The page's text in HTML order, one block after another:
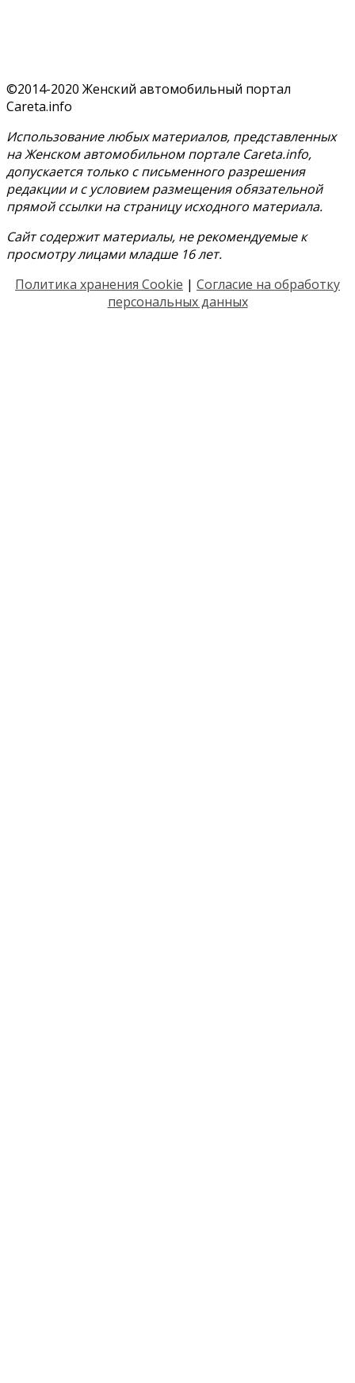
©2014-2020 Женский автомобильный портал
Careta.info
Использование любых материалов, представленных
на Женском автомобильном портале Careta.info,
допускается только с письменного разрешения
редакции и с условием размещения обязательной
прямой ссылки на страницу исходного материала.
Сайт содержит материалы, не рекомендуемые к
просмотру лицами младше 16 лет.
Политика хранения Cookie | Согласие на обработку
персональных данных